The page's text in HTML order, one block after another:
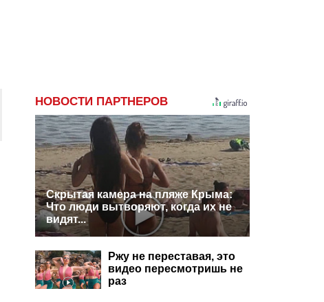
НОВОСТИ ПАРТНЕРОВ
Скрытая камера на пляже Крыма:
Что люди вытворяют, когда их не
видят...
Ржу не переставая, это
видео пересмотришь не
раз